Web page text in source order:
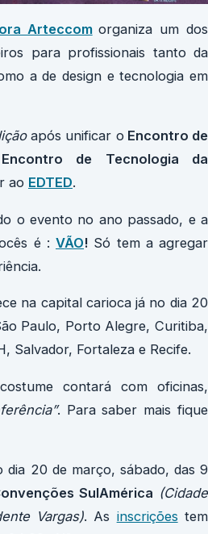
Arteccom organiza um dos
para profissionais tanto da
a de design e tecnologia em
após unificar oEncontro de
de Tecnologia da
ao EDTED.
o evento no ano passado, e a
é : VÃO! Só tem a agregar
na capital carioca já no dia 20
Paulo, Porto Alegre, Curitiba,
Salvador, Fortaleza e Recife.
contará com oficinas,
. Para saber mais fique
dia 20 de março, sábado, das 9
SulAmérica (Cidade
Vargas). As inscriçõestem